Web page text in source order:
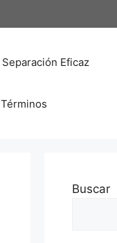
Separación Eficaz
Términos
Buscar